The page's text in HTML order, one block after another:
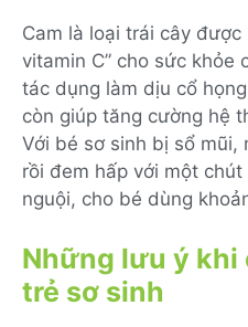
Cam là loại trái cây được
vitamin C” cho sức khỏe
tác dụng làm dịu cổ
còn giúp tăng cường hệ
Với bé sơ sinh bị sổ mũi,
rồi đem hấp với một
nguội, cho bé dùng
Những lưu ý khi
trẻ sơ sinh